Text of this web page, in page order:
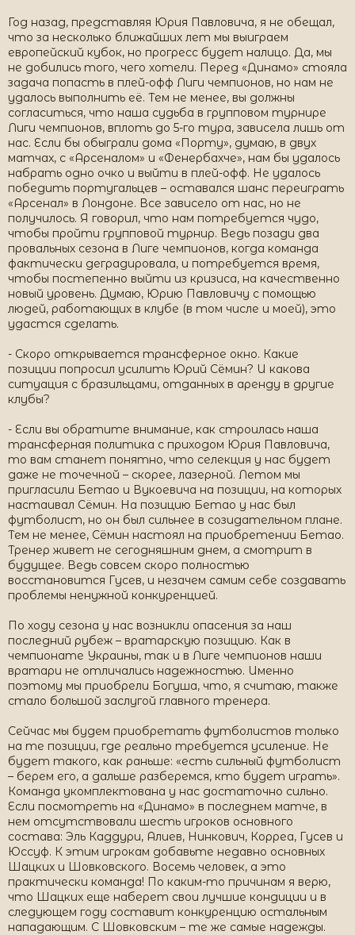
Год назад, представляя Юрия Павловича, я не обещал,
что за несколько ближайших лет мы выиграем
европейский кубок, но прогресс будет налицо. Да, мы
не добились того, чего хотели. Перед «Динамо» стояла
задача попасть в плей-офф Лиги чемпионов, но нам не
удалось выполнить её. Тем не менее, вы должны
согласиться, что наша судьба в групповом турнире
Лиги чемпионов, вплоть до 5-го тура, зависела лишь от
нас. Если бы обыграли дома «Порту», думаю, в двух
матчах, с «Арсеналом» и «Фенербахче», нам бы удалось
набрать одно очко и выйти в плей-офф. Не удалось
победить португальцев – оставался шанс переиграть
«Арсенал» в Лондоне. Все зависело от нас, но не
получилось. Я говорил, что нам потребуется чудо,
чтобы пройти групповой турнир. Ведь позади два
провальных сезона в Лиге чемпионов, когда команда
фактически деградировала, и потребуется время,
чтобы постепенно выйти из кризиса, на качественно
новый уровень. Думаю, Юрию Павловичу с помощью
людей, работающих в клубе (в том числе и моей), это
удастся сделать.
- Скоро открывается трансферное окно. Какие
позиции попросил усилить Юрий Сёмин? И какова
ситуация с бразильцами, отданных в аренду в другие
клубы?
- Если вы обратите внимание, как строилась наша
трансферная политика с приходом Юрия Павловича,
то вам станет понятно, что селекция у нас будет
даже не точечной – скорее, лазерной. Летом мы
пригласили Бетао и Вукоевича на позиции, на которых
настаивал Сёмин. На позицию Бетао у нас был
футболист, но он был сильнее в созидательном плане.
Тем не менее, Сёмин настоял на приобретении Бетао.
Тренер живет не сегодняшним днем, а смотрит в
будущее. Ведь совсем скоро полностью
восстановится Гусев, и незачем самим себе создавать
проблемы ненужной конкуренцией.
По ходу сезона у нас возникли опасения за наш
последний рубеж – вратарскую позицию. Как в
чемпионате Украины, так и в Лиге чемпионов наши
вратари не отличались надежностью. Именно
поэтому мы приобрели Богуша, что, я считаю, также
стало большой заслугой главного тренера.
Сейчас мы будем приобретать футболистов только
на те позиции, где реально требуется усиление. Не
будет такого, как раньше: «есть сильный футболист
– берем его, а дальше разберемся, кто будет играть».
Команда укомплектована у нас достаточно сильно.
Если посмотреть на «Динамо» в последнем матче, в
нем отсутствовали шесть игроков основного
состава: Эль Каддури, Алиев, Нинкович, Корреа, Гусев и
Юссуф. К этим игрокам добавьте недавно основных
Шацких и Шовковского. Восемь человек, а это
практически команда! По каким-то причинам я верю,
что Шацких еще наберет свои лучшие кондиции и в
следующем году составит конкуренцию остальным
нападающим. С Шовковским – те же самые надежды.